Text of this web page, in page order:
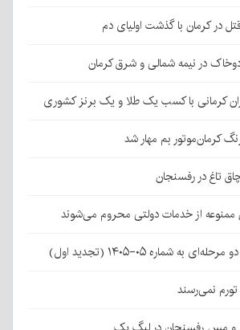
در کرمان با گذشت اولیای دم
در نیمه شمالی و شرق کرمان
کرمانی با کسب یک طلا و یک برنز کشوری
کرمان‌موتور بم مهار شد
ممنوعه از خدمات دولتی محروم می‌شوند
شماره ۰۵-۱۴۰۵ (تجدید اول)
تورم نمی‌رسند